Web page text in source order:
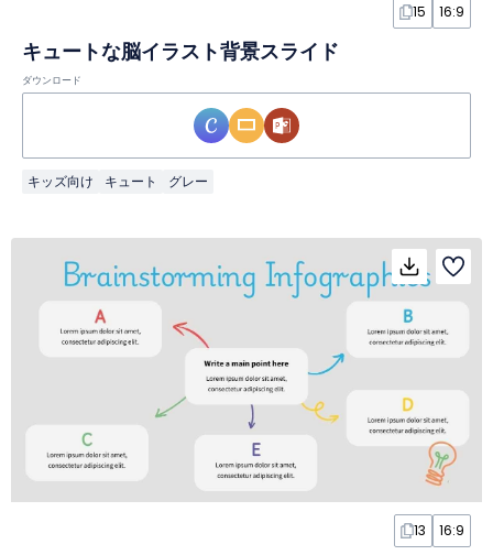
15 16:9
キュートな脳イラスト背景スライド
ダウンロード
キッズ向け キュート グレー
13 16:9